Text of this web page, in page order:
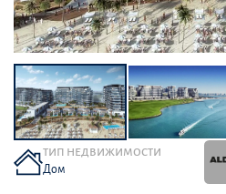
ТИП НЕДВИЖИМОСТИ
Дом